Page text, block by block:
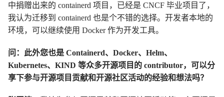
中捐赠出来的 containerd 项目，已经是 CNCF 毕业项目了，
我认为迁移到 containerd 也是个不错的选择。开发者本地的
环境，可以继续使用 Docker 作为开发工具。
问：此外您也是 Containerd、Docker、Helm、
Kubernetes、KIND 等众多开源项目的 contributor，可以分
享下参与开源项目贡献和开源社区活动的经验和想法吗？